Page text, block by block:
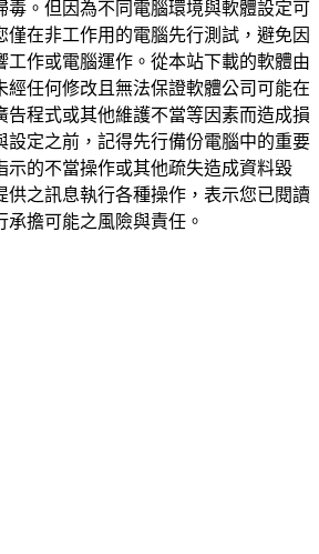
毒。但因為不同電腦環境與軟體設定可
僅在非工作用的電腦先行測試，避免因
工作或電腦運作。從本站下載的軟體由
經任何修改且無法保證軟體公司可能在
告程式或其他維護不當等因素而造成損
設定之前，記得先行備份電腦中的重要
示的不當操作或其他疏失造成資料毀
供之訊息執行各種操作，表示您已閱讀
承擔可能之風險與責任。